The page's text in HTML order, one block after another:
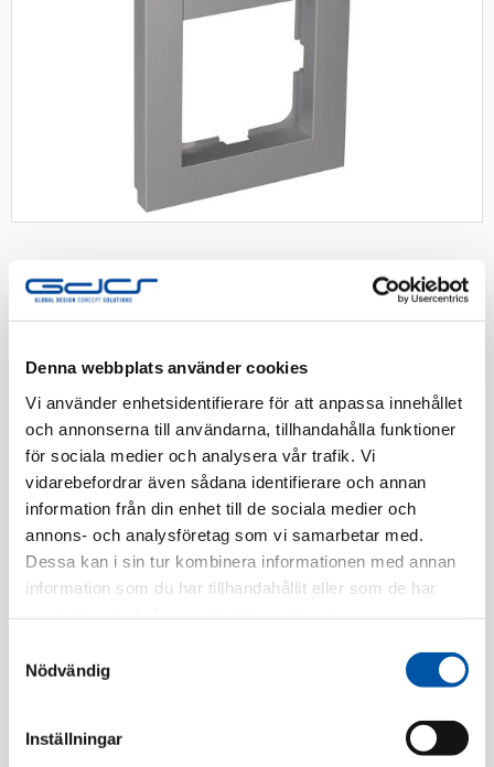
Denna webbplats använder cookies
Vi använder enhetsidentifierare för att anpassa innehållet
och annonserna till användarna, tillhandahålla funktioner
för sociala medier och analysera vår trafik. Vi
vidarebefordrar även sådana identifierare och annan
information från din enhet till de sociala medier och
annons- och analysföretag som vi samarbetar med.
Dessa kan i sin tur kombinera informationen med annan
information som du har tillhandahållit eller som de har
Nödvändig
Inställningar
Plus ram kombi 2-fack alu
Kombinationsram Plus 2-fack, för infällda
strömställare, vägguttag m.m. Aluminium
Artnr:
1848812
EAN-kod:
7318274881236
Tillv. Artnr:
EKO03791
Finns i lager
Beskrivning